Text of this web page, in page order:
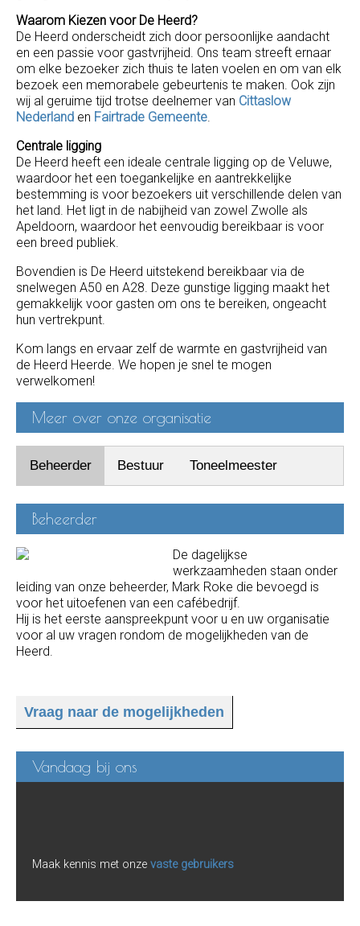
Vandaag bij ons
Maak kennis met onze vaste gebruikers
Waarom Kiezen voor De Heerd?
De Heerd onderscheidt zich door persoonlijke aandacht
en een passie voor gastvrijheid. Ons team streeft ernaar
om elke bezoeker zich thuis te laten voelen en om van elk
bezoek een memorabele gebeurtenis te maken. Ook zijn
wij al geruime tijd trotse deelnemer van Cittaslow
Nederland en Fairtrade Gemeente.
Centrale ligging
De Heerd heeft een ideale centrale ligging op de Veluwe,
waardoor het een toegankelijke en aantrekkelijke
bestemming is voor bezoekers uit verschillende delen van
het land. Het ligt in de nabijheid van zowel Zwolle als
Apeldoorn, waardoor het eenvoudig bereikbaar is voor
een breed publiek.
Bovendien is De Heerd uitstekend bereikbaar via de
snelwegen A50 en A28. Deze gunstige ligging maakt het
gemakkelijk voor gasten om ons te bereiken, ongeacht
hun vertrekpunt.
Kom langs en ervaar zelf de warmte en gastvrijheid van
de Heerd Heerde. We hopen je snel te mogen
verwelkomen!
Meer over onze organisatie
Beheerder Bestuur Toneelmeester
Beheerder
De dagelijkse
werkzaamheden staan onder
leiding van onze beheerder, Mark Roke die bevoegd is
voor het uitoefenen van een cafébedrijf.
Hij is het eerste aanspreekpunt voor u en uw organisatie
voor al uw vragen rondom de mogelijkheden van de
Heerd.
Vraag naar de mogelijkheden